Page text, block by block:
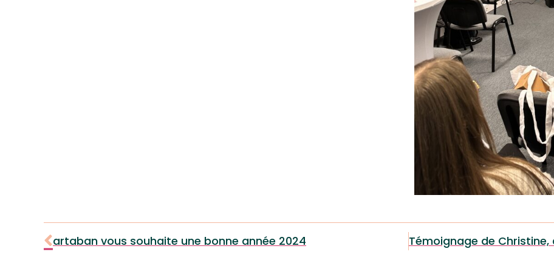
artaban vous souhaite une bonne année 2024